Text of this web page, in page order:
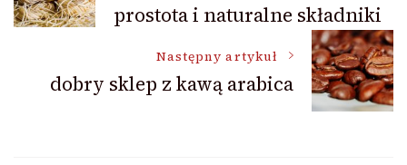
wpisuprostota i naturalne składniki
Następny artykuł
dobry sklep z kawą arabica